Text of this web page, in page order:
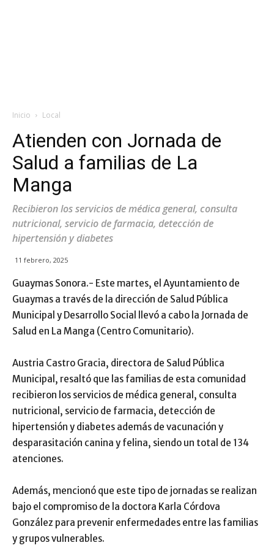
Inicio Local
Atienden con Jornada de
Salud a familias de La
Manga
Recibieron los servicios de médica general, consulta
nutricional, servicio de farmacia, detección de
hipertensión y diabetes
11 febrero, 2025
Guaymas Sonora.- Este martes, el Ayuntamiento de
Guaymas a través de la dirección de Salud Pública
Municipal y Desarrollo Social llevó a cabo la Jornada de
Salud en La Manga (Centro Comunitario).
Austria Castro Gracia, directora de Salud Pública
Municipal, resaltó que las familias de esta comunidad
recibieron los servicios de médica general, consulta
nutricional, servicio de farmacia, detección de
hipertensión y diabetes además de vacunación y
desparasitación canina y felina, siendo un total de 134
atenciones.
Además, mencionó que este tipo de jornadas se realizan
bajo el compromiso de la doctora Karla Córdova
González para prevenir enfermedades entre las familias
y grupos vulnerables.